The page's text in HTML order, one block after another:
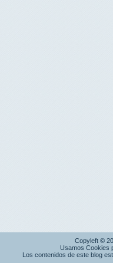
Copyleft ©
Usamos Cookies
Los contenidos de este blog